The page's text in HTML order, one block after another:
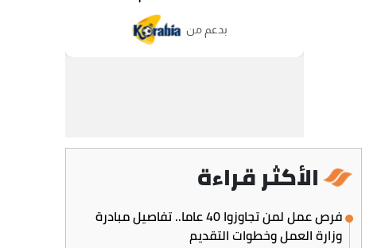
الأكثر قراءة
فرص عمل لمن تجاوزوا 40 عاما.. تفاصيل مبادرة
وزارة العمل وخطوات التقديم